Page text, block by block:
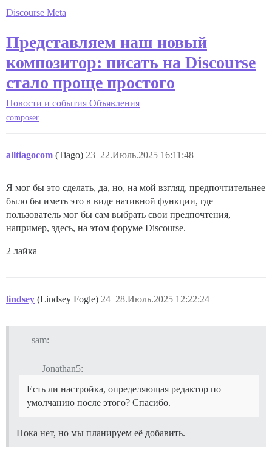
Discourse Meta
Представляем наш новый
композитор: писать на Discourse
стало проще простого
Новости и события Объявления
composer
alltiagocom (Tiago) 22.Июль.2025 16:11:48
23
Я мог бы это сделать, да, но, на мой взгляд, предпочтительнее
было бы иметь это в виде нативной функции, где
пользователь мог бы сам выбрать свои предпочтения,
например, здесь, на этом форуме Discourse.
2 лайка
lindsey (Lindsey Fogle) 28.Июль.2025 12:22:24
24
sam:
Jonathan5:
Есть ли настройка, определяющая редактор по
умолчанию после этого? Спасибо.
Пока нет, но мы планируем её добавить.